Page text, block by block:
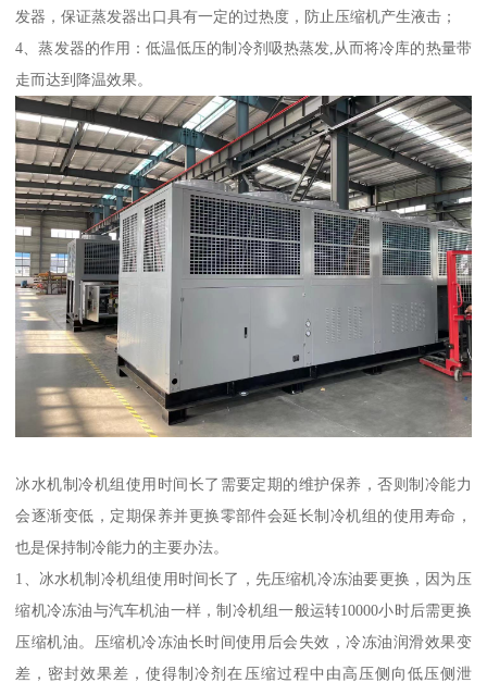
发器，保证蒸发器出口具有一定的过热度，防止压缩机产生液击；
4、蒸发器的作用：低温低压的制冷剂吸热蒸发,从而将冷库的热量带
走而达到降温效果。
冰水机制冷机组使用时间长了需要定期的维护保养，否则制冷能力
会逐渐变低，定期保养并更换零部件会延长制冷机组的使用寿命，
也是保持制冷能力的主要办法。
1、冰水机制冷机组使用时间长了，先压缩机冷冻油要更换，因为压
缩机冷冻油与汽车机油一样，制冷机组一般运转10000小时后需更换
压缩机油。压缩机冷冻油长时间使用后会失效，冷冻油润滑效果变
差，密封效果差，使得制冷剂在压缩过程中由高压侧向低压侧泄